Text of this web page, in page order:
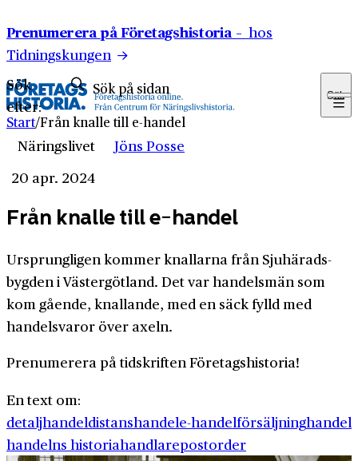
Prenumerera på Företagshistoria – hos
Tidningskungen
Sök
efter:
Sök
Start/Från knalle till e-handel
Näringslivet
Jöns Posse
20 apr. 2024
Från knalle till e-handel
Ursprungligen kommer knallarna från Sjuhärads­
bygden i Väster­götland. Det var handels­män som
kom gående, knallande, med en säck fylld med
handels­varor över axeln.
Prenumerera på tidskriften Företagshistoria!
En text om:
detaljhandeldistanshandele-handelförsäljninghandel
handelns historiahandlarepostorder